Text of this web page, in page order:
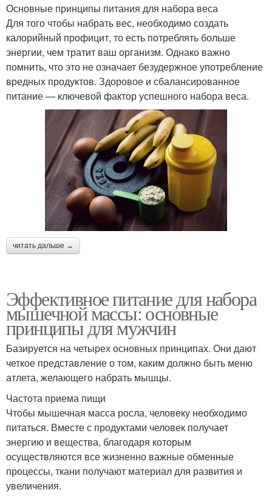
Основные принципы питания для набора веса
Для того чтобы набрать вес, необходимо создать
калорийный профицит, то есть потреблять больше
энергии, чем тратит ваш организм. Однако важно
помнить, что это не означает безудержное употребление
вредных продуктов. Здоровое и сбалансированное
питание — ключевой фактор успешного набора веса.
читать дальше →
Эффективное питание для набора
мышечной массы: основные
принципы для мужчин
Базируется на четырех основных принципах. Они дают
четкое представление о том, каким должно быть меню
атлета, желающего набрать мышцы.
Частота приема пищи
Чтобы мышечная масса росла, человеку необходимо
питаться. Вместе с продуктами человек получает
энергию и вещества, благодаря которым
осуществляются все жизненно важные обменные
процессы, ткани получают материал для развития и
увеличения.